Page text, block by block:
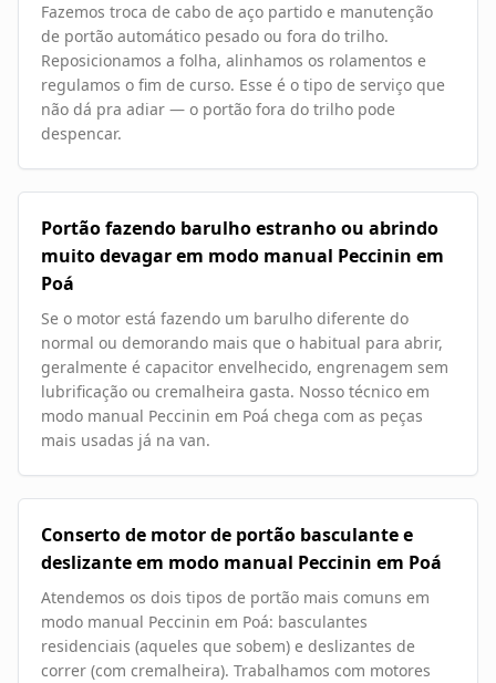
Fazemos troca de cabo de aço partido e manutenção
de portão automático pesado ou fora do trilho.
Reposicionamos a folha, alinhamos os rolamentos e
regulamos o fim de curso. Esse é o tipo de serviço que
não dá pra adiar — o portão fora do trilho pode
despencar.
Portão fazendo barulho estranho ou abrindo
muito devagar em modo manual Peccinin em
Poá
Se o motor está fazendo um barulho diferente do
normal ou demorando mais que o habitual para abrir,
geralmente é capacitor envelhecido, engrenagem sem
lubrificação ou cremalheira gasta. Nosso técnico em
modo manual Peccinin em Poá chega com as peças
mais usadas já na van.
Conserto de motor de portão basculante e
deslizante em modo manual Peccinin em Poá
Atendemos os dois tipos de portão mais comuns em
modo manual Peccinin em Poá: basculantes
residenciais (aqueles que sobem) e deslizantes de
correr (com cremalheira). Trabalhamos com motores